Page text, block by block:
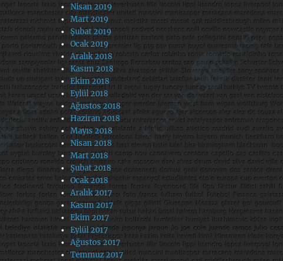
Nisan 2019
Mart 2019
Şubat 2019
Ocak 2019
Aralık 2018
Kasım 2018
Ekim 2018
Eylül 2018
Ağustos 2018
Haziran 2018
Mayıs 2018
Nisan 2018
Mart 2018
Şubat 2018
Ocak 2018
Aralık 2017
Kasım 2017
Ekim 2017
Eylül 2017
Ağustos 2017
Temmuz 2017